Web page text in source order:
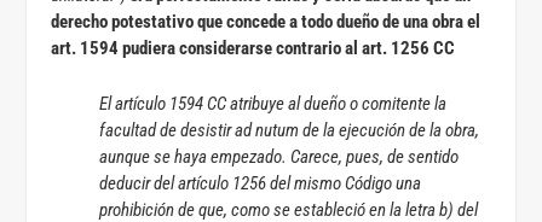
derecho potestativo que concede a todo dueño de una obra el
art. 1594 pudiera considerarse contrario al art. 1256 CC
El artículo 1594 CC atribuye al dueño o comitente la
facultad de desistir ad nutum de la ejecución de la obra,
aunque se haya empezado. Carece, pues, de sentido
deducir del artículo 1256 del mismo Código una
prohibición de que, como se estableció en la letra b) del